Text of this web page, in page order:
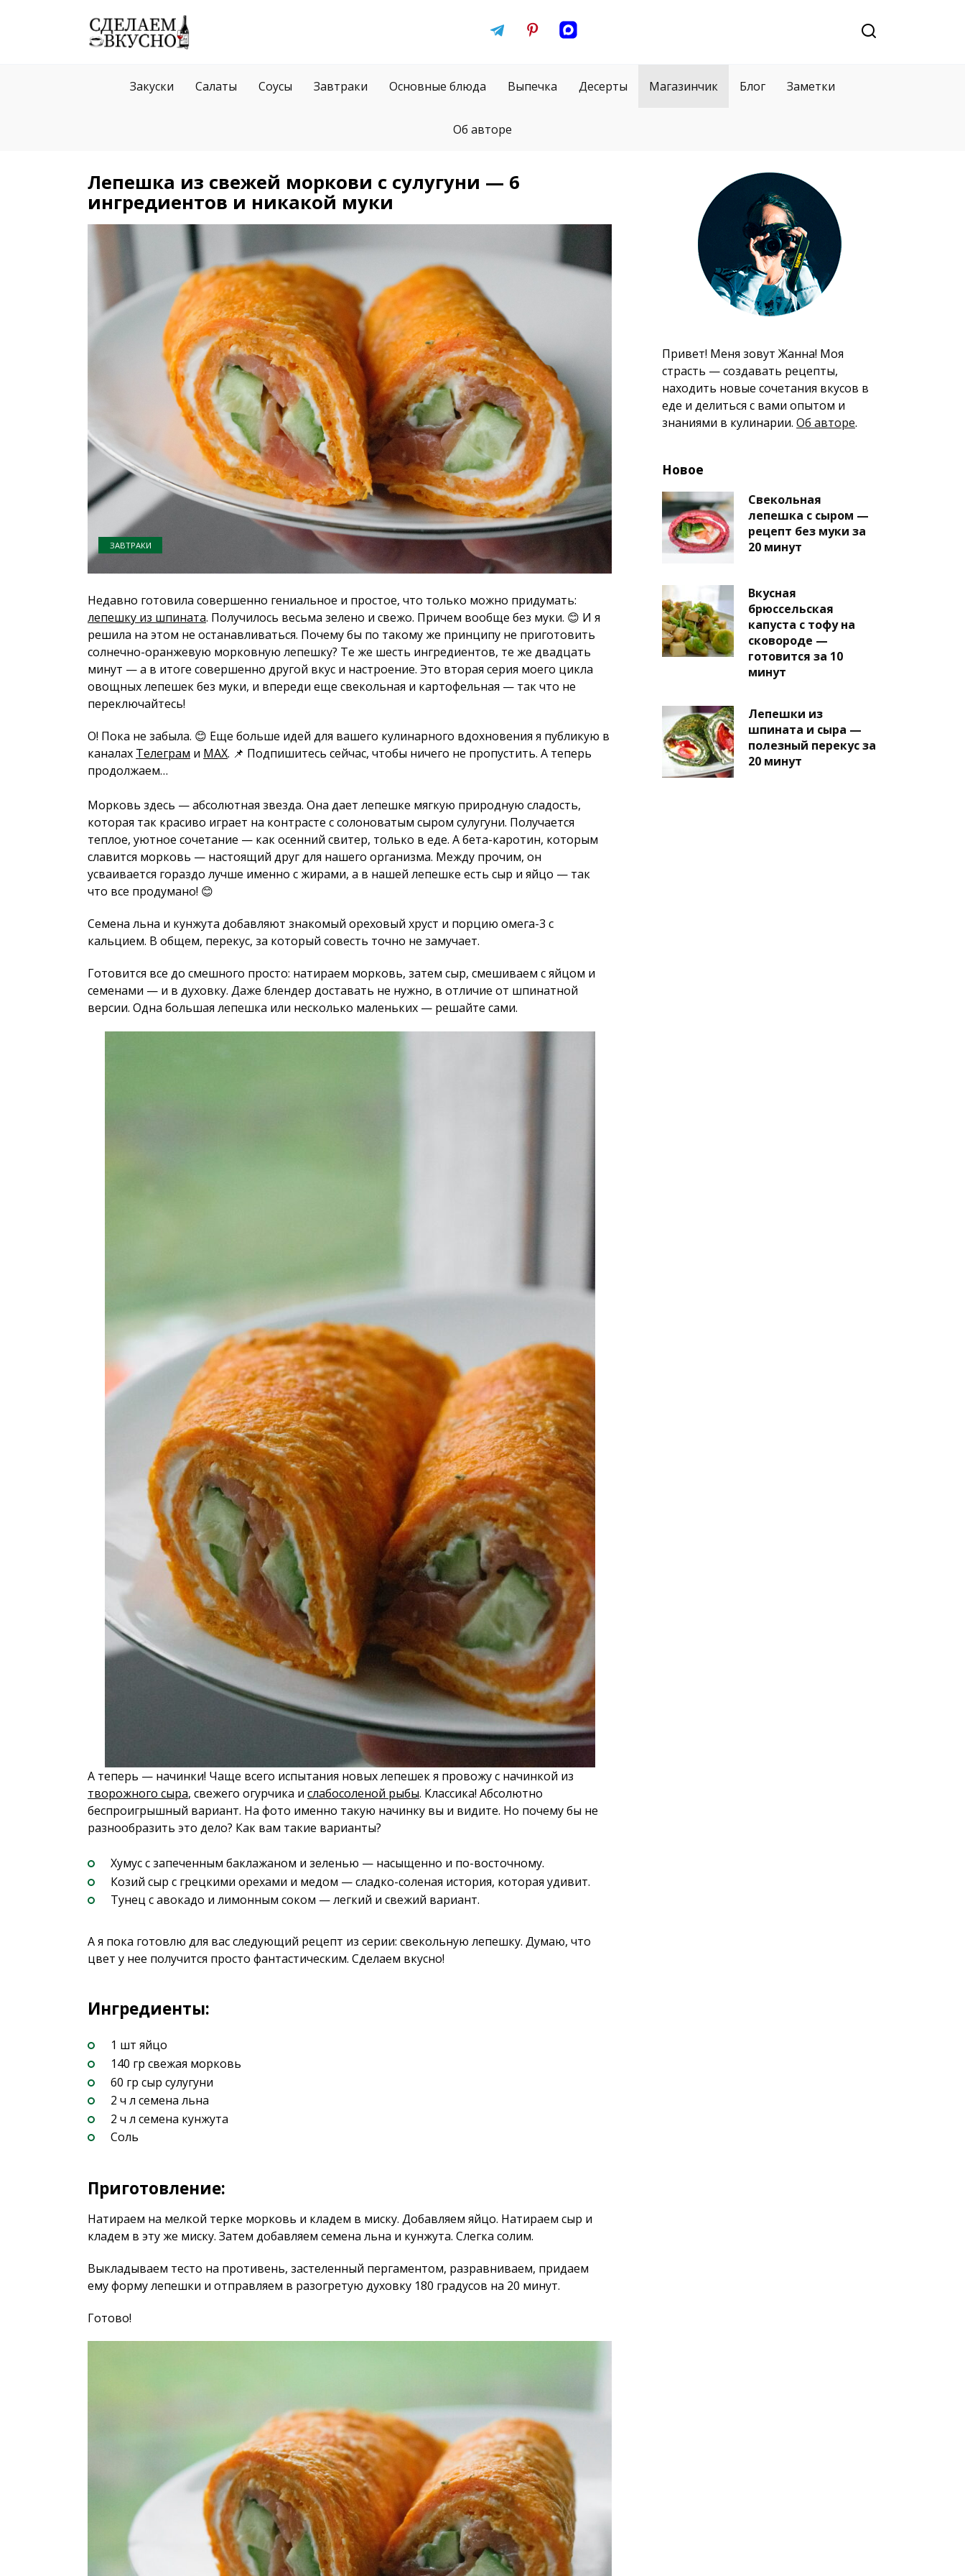
Закуски Салаты Соусы Завтраки Основные блюда Выпечка Десерты Магазинчик Блог Заметки
Об авторе
Лепешка из свежей моркови с сулугуни — 6
ингредиентов и никакой муки
ЗАВТРАКИ
Недавно готовила совершенно гениальное и простое, что только можно придумать:
лепешку из шпината. Получилось весьма зелено и свежо. Причем вообще без муки. 😊 И я
решила на этом не останавливаться. Почему бы по такому же принципу не приготовить
солнечно-оранжевую морковную лепешку? Те же шесть ингредиентов, те же двадцать
минут — а в итоге совершенно другой вкус и настроение. Это вторая серия моего цикла
овощных лепешек без муки, и впереди еще свекольная и картофельная — так что не
переключайтесь!
О! Пока не забыла. 😊 Еще больше идей для вашего кулинарного вдохновения я публикую в
каналах Телеграм и MAX. 📌 Подпишитесь сейчас, чтобы ничего не пропустить. А теперь
продолжаем…
Морковь здесь — абсолютная звезда. Она дает лепешке мягкую природную сладость,
которая так красиво играет на контрасте с солоноватым сыром сулугуни. Получается
теплое, уютное сочетание — как осенний свитер, только в еде. А бета-каротин, которым
славится морковь — настоящий друг для нашего организма. Между прочим, он
усваивается гораздо лучше именно с жирами, а в нашей лепешке есть сыр и яйцо — так
что все продумано! 😊
Семена льна и кунжута добавляют знакомый ореховый хруст и порцию омега-3 с
кальцием. В общем, перекус, за который совесть точно не замучает.
Готовится все до смешного просто: натираем морковь, затем сыр, смешиваем с яйцом и
семенами — и в духовку. Даже блендер доставать не нужно, в отличие от шпинатной
версии. Одна большая лепешка или несколько маленьких — решайте сами.
А теперь — начинки! Чаще всего испытания новых лепешек я провожу с начинкой из
творожного сыра, свежего огурчика и слабосоленой рыбы. Классика! Абсолютно
беспроигрышный вариант. На фото именно такую начинку вы и видите. Но почему бы не
разнообразить это дело? Как вам такие варианты?
Хумус с запеченным баклажаном и зеленью — насыщенно и по-восточному.
Козий сыр с грецкими орехами и медом — сладко-соленая история, которая удивит.
Тунец с авокадо и лимонным соком — легкий и свежий вариант.
А я пока готовлю для вас следующий рецепт из серии: свекольную лепешку. Думаю, что
цвет у нее получится просто фантастическим. Сделаем вкусно!
Ингредиенты:
1 шт яйцо
140 гр свежая морковь
60 гр сыр сулугуни
2 ч л семена льна
2 ч л семена кунжута
Соль
Приготовление:
Натираем на мелкой терке морковь и кладем в миску. Добавляем яйцо. Натираем сыр и
кладем в эту же миску. Затем добавляем семена льна и кунжута. Слегка солим.
Выкладываем тесто на противень, застеленный пергаментом, разравниваем, придаем
ему форму лепешки и отправляем в разогретую духовку 180 градусов на 20 минут.
Готово!
Привет! Меня зовут Жанна! Моя
страсть — создавать рецепты,
находить новые сочетания вкусов в
еде и делиться с вами опытом и
знаниями в кулинарии. Об авторе.
Новое
Свекольная
лепешка с сыром —
рецепт без муки за
20 минут
Вкусная
брюссельская
капуста с тофу на
сковороде —
готовится за 10
минут
Лепешки из
шпината и сыра —
полезный перекус за
20 минут